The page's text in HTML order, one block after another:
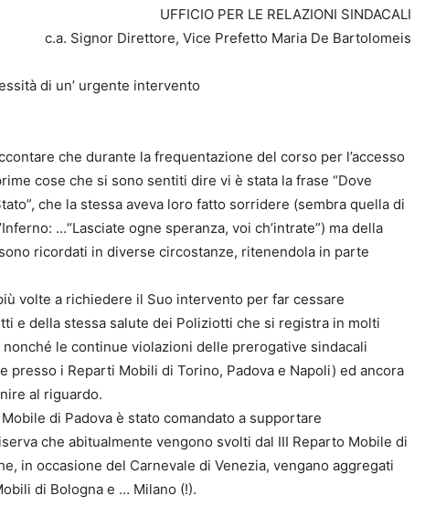
UFFICIO PER LE RELAZIONI SINDACALI
c.a. Signor Direttore, Vice Prefetto Maria De Bartolomeis
di un’ urgente intervento
che durante la frequentazione del corso per l’accesso
cose che si sono sentiti dire vi è stata la frase “Dove
che la stessa aveva loro fatto sorridere (sembra quella di
…“Lasciate ogne speranza, voi ch’intrate”) ma della
ricordati in diverse circostanze, ritenendola in parte
volte a richiedere il Suo intervento per far cessare
e della stessa salute dei Poliziotti che si registra in molti
le continue violazioni delle prerogative sindacali
presso i Reparti Mobili di Torino, Padova e Napoli) ed ancora
al riguardo.
di Padova è stato comandato a supportare
che abitualmente vengono svolti dal III Reparto Mobile di
in occasione del Carnevale di Venezia, vengano aggregati
di Bologna e … Milano (!).